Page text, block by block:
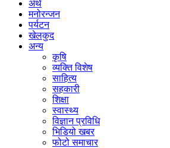
अर्थ
मनोरन्जन
पर्यटन
खेलकुद
अन्य
कृषि
व्यक्ति विशेष
साहित्य
सहकारी
शिक्षा
स्वास्थ्य
विज्ञान प्रविधि
भिडियो खबर
फोटो समाचार